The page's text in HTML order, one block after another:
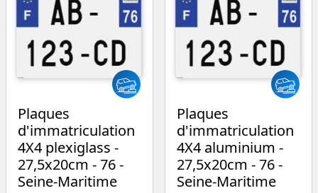
Plaques
d'immatriculation
4X4 plexiglass -
27,5x20cm - 76 -
Seine-Maritime
Plaques
d'immatriculation
4X4 aluminium -
27,5x20cm - 76 -
Seine-Maritime